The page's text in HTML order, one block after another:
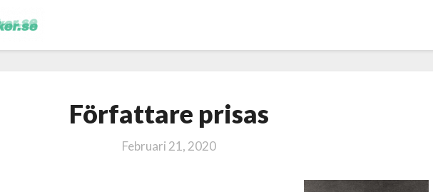
prisas
Författare prisas
Februari 21, 2020